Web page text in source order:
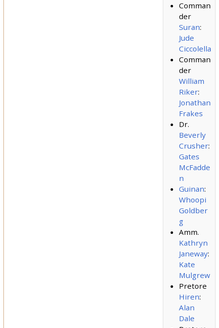
Comman
der
Suran:
Jude
Ciccolella
Comman
der
William
Riker:
Jonathan
Frakes
Dr.
Beverly
Crusher:
Gates
McFadde
n
Guinan:
Whoopi
Goldber
g
Amm.
Kathryn
Janeway:
Kate
Mulgrew
Pretore
Hiren:
Alan
Dale